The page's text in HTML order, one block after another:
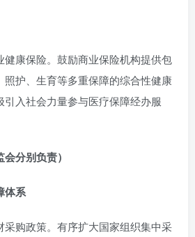
健康保险。鼓励商业保险机构提供包
照护、生育等多重保障的综合性健康
入社会力量参与医疗保障经办服
分别负责）
体系
采购政策。有序扩大国家组织集中采